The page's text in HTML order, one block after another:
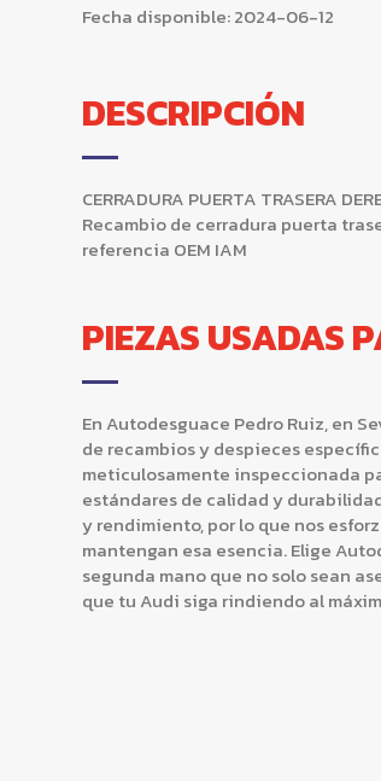
Fecha disponible:2024-06-12
DESCRIPCIÓN
CERRADURA PUERTA TRASERA
Recambio de cerradura puerta
referencia OEM IAM
PIEZAS USADAS
En Autodesguace Pedro Ruiz, en
de recambios y despieces
meticulosamente inspeccionada
estándares de calidad y
y rendimiento, por lo que nos
mantengan esa esencia. Elige
segunda mano que no solo sean
que tu Audi siga rindiendo al